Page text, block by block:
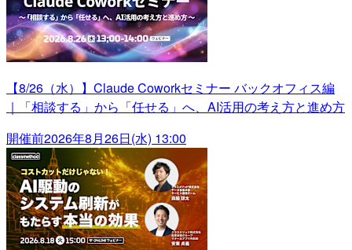
【8/26（水）】Claude Coworkセミナー バックオフィス編
｜「相談する」から「任せる」へ、AI活用の考え方と進め方
開催前2026年8月26日(水) 13:00